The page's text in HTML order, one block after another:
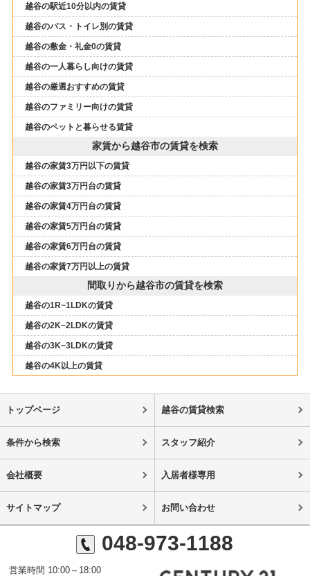
越谷の駅近10分以内の賃貸
越谷のバス・トイレ別の賃貸
越谷の敷金・礼金0の賃貸
越谷の一人暮らし向けの賃貸
越谷の厳選おすすめの賃貸
越谷のファミリー向けの賃貸
越谷のペットと暮らせる賃貸
家賃から越谷市の賃貸を検索
越谷の家賃3万円以下の賃貸
越谷の家賃3万円台の賃貸
越谷の家賃4万円台の賃貸
越谷の家賃5万円台の賃貸
越谷の家賃6万円台の賃貸
越谷の家賃7万円以上の賃貸
間取りから越谷市の賃貸を検索
越谷の1R~1LDKの賃貸
越谷の2K~2LDKの賃貸
越谷の3K~3LDKの賃貸
越谷の4K以上の賃貸
トップページ 越谷の賃貸検索
条件から検索 スタッフ紹介
会社概要 入居者様専用
サイトマップ お問い合わせ
048-973-1188
営業時間 10:00～18:00